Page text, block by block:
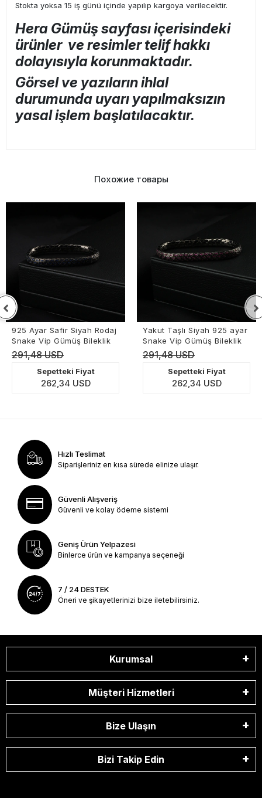
Stokta yoksa 15 iş günü içinde yapılıp kargoya verilecektir.
Hera Gümüş sayfası içerisindeki
ürünler ve resimler telif hakkı
dolayısıyla korunmaktadır.
Görsel ve yazıların ihlal
durumunda uyarı yapılmaksızın
yasal işlem başlatılacaktır.
Похожие товары
925 Ayar Safir Siyah Rodaj
Snake Vip Gümüş Bileklik
291,48 USD
Sepetteki Fiyat
262,34 USD
Yakut Taşlı Siyah 925 ayar
Snake Vip Gümüş Bileklik
291,48 USD
Sepetteki Fiyat
262,34 USD
Hızlı Teslimat
Siparişleriniz en kısa sürede elinize ulaşır.
Güvenli Alışveriş
Güvenli ve kolay ödeme sistemi
Geniş Ürün Yelpazesi
Binlerce ürün ve kampanya seçeneği
7 / 24 DESTEK
Öneri ve şikayetlerinizi bize iletebilirsiniz.
Kurumsal
Müşteri Hizmetleri
Bize Ulaşın
Bizi Takip Edin